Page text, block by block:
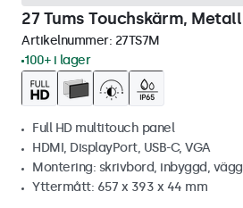
27 Tums Touchskärm, Metall
Artikelnummer: 27TS7M
100+ i lager
Full HD multitouch panel
HDMI, DisplayPort, USB-C, VGA
Montering: skrivbord, inbyggd, vägg
Yttermått: 657 x 393 x 44 mm